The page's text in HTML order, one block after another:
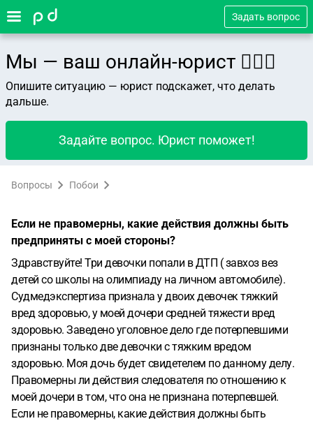
Задать вопрос
Мы — ваш онлайн-юрист 👨🏻‍⚖️
Опишите ситуацию — юрист подскажет, что делать
дальше.
Задайте вопрос. Юрист поможет!
Вопросы Побои
Если не правомерны, какие действия должны быть
предприняты с моей стороны?
Здравствуйте! Три девочки попали в ДТП ( завхоз вез
детей со школы на олимпиаду на личном автомобиле).
Судмедэкспертиза признала у двоих девочек тяжкий
вред здоровью, у моей дочери средней тяжести вред
здоровью. Заведено уголовное дело где потерпевшими
признаны только две девочки с тяжким вредом
здоровью. Моя дочь будет свидетелем по данному делу.
Правомерны ли действия следователя по отношению к
моей дочери в том, что она не признана потерпевшей.
Если не правомерны, какие действия должны быть